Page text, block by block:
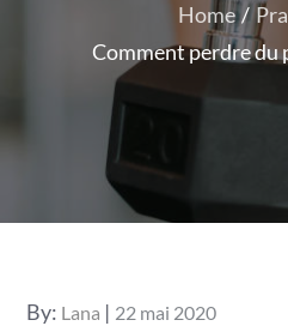
Home
Comment perdre du
By: Lana
Posted
22 mai 2020